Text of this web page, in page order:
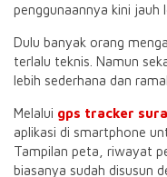
penggunaannya kini jauh
Dulu banyak orang
terlalu teknis. Namun
lebih sederhana dan
Melalui gps tracker
aplikasi di smartphone
Tampilan peta, riwayat
biasanya sudah disusun